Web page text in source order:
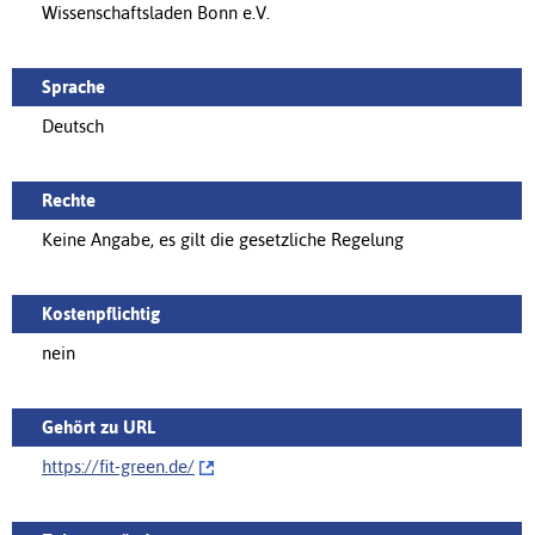
Wissenschaftsladen Bonn e.V.
Sprache
Deutsch
Rechte
Keine Angabe, es gilt die gesetzliche Regelung
Kostenpflichtig
nein
Gehört zu URL
https://fit-green.de/‌